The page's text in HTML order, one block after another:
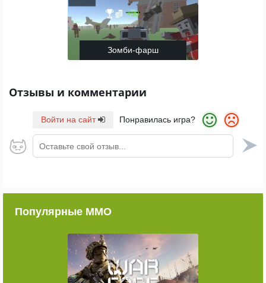
Зомби-фарш
Отзывы и комментарии
Войти на сайт Понравилась игра?
Оставьте свой отзыв...
Популярные ММО